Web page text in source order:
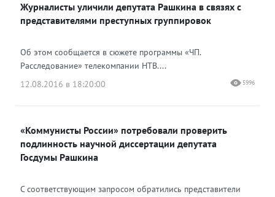
Одноклассники
Журналисты уличили депутата Рашкина в связях с
представителями преступных группировок
Об этом сообщается в сюжете программы «ЧП.
Расследование» телекомпании НТВ....
12.08.2016 в 18:20:00
5996
«Коммунисты России» потребовали проверить
подлинность научной диссертации депутата
Госдумы Рашкина
С соответствующим запросом обратились представители